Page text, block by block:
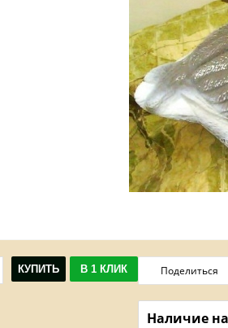
КУПИТЬ В 1 КЛИК Поделиться
Наличие